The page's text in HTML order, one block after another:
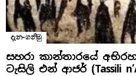
දැන-ගනිමු
සහරා කාන්තාරයේ
ටැසිලි එන් ආජර් (Tassili